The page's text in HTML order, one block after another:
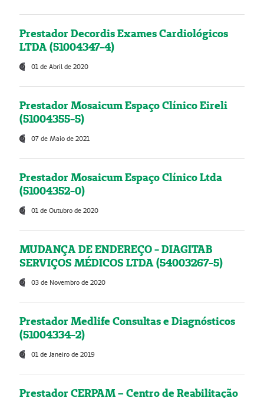
Prestador Decordis Exames Cardiológicos
LTDA (51004347-4)
01 de Abril de 2020
Prestador Mosaicum Espaço Clínico Eireli
(51004355-5)
07 de Maio de 2021
Prestador Mosaicum Espaço Clínico Ltda
(51004352-0)
01 de Outubro de 2020
MUDANÇA DE ENDEREÇO - DIAGITAB
SERVIÇOS MÉDICOS LTDA (54003267-5)
03 de Novembro de 2020
Prestador Medlife Consultas e Diagnósticos
(51004334-2)
01 de Janeiro de 2019
Prestador CERPAM – Centro de Reabilitação